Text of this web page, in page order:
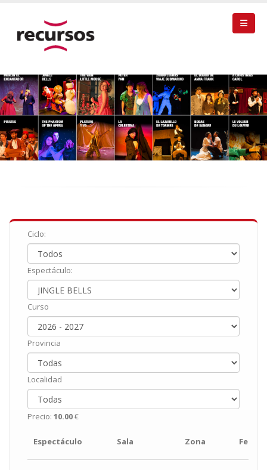
Ciclo:
Espectáculo:
Curso
Provincia
Localidad
Precio: 10.00€
Espectáculo Sala Zona Fecha